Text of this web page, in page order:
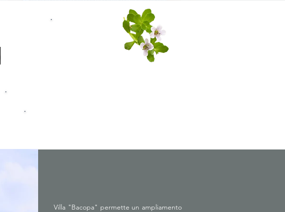
Villa "Bacopa" permette un ampliamento